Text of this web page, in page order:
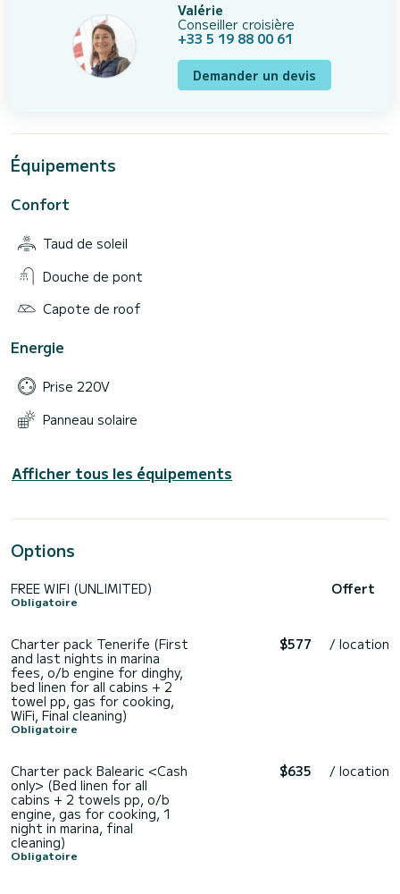
Valérie
Conseiller croisière
+33 5 19 88 00 61
Demander un devis
Équipements
Confort
Taud de soleil
Douche de pont
Capote de roof
Energie
Prise 220V
Panneau solaire
Afficher tous les équipements
Options
FREE WIFI (UNLIMITED)
Obligatoire
Offert
Charter pack Tenerife (First
and last nights in marina
fees, o/b engine for dinghy,
bed linen for all cabins + 2
towel pp, gas for cooking,
WiFi, Final cleaning)
Obligatoire
$577 / location
Charter pack Balearic <Cash
only> (Bed linen for all
cabins + 2 towels pp, o/b
engine, gas for cooking, 1
night in marina, final
cleaning)
Obligatoire
$635 / location